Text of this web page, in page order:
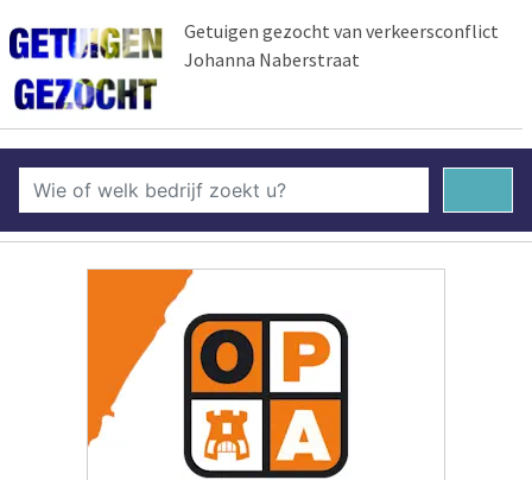
Getuigen gezocht van verkeersconflict
Johanna Naberstraat